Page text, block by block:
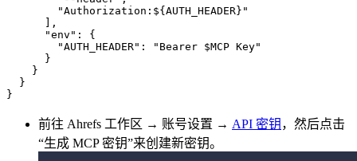
        "Authorization:${AUTH_HEADER}"
      ],
      "env": {
        "AUTH_HEADER": "Bearer $MCP Key"
      }
    }
  }
前往 Ahrefs 工作区 → 账号设置 → API 密钥 ，然后点击
“生成 MCP 密钥”来创建新密钥。